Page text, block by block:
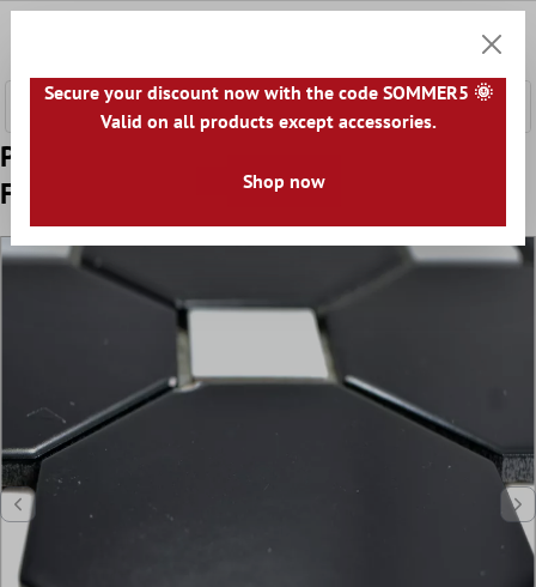
Koszyk
Próbka Ceramika Mozaika Ośmiokąt
Fürstenberg Czarny Biały
Secure your discount now with the code SOMMER5 🌞
Valid on all products except accessories.
Shop now